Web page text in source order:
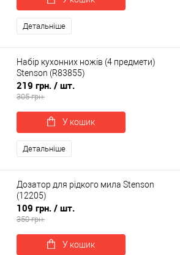
Детальніше
Набір кухонних ножів (4 предмети)
Stenson (R83855)
219 грн. / шт.
305 грн.
У кошик
Детальніше
Дозатор для рідкого мила Stenson
(12205)
109 грн. / шт.
350 грн.
У кошик